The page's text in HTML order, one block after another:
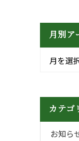
月別ア
月を選
カテゴ
お知ら